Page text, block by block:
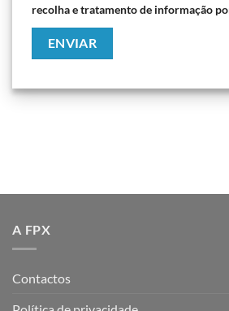
recolha e tratamento de informação
A FPX
Contactos